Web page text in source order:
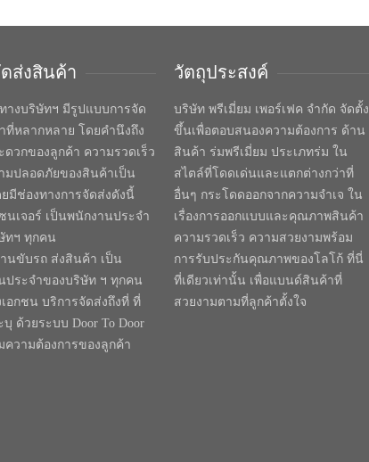
ส่งสินค้า
างบริษัทฯ มีรูปแบบการจัด
ที่หลากหลาย โดยคำนึงถึง
ดวกของลูกค้า ความรวดเร็ว
มปลอดภัยของสินค้าเป็น
มีช่องทางการจัดส่งดังนี้
นเจอร์ เป็นพนักงานประจำ
ทฯ ทุกคน
นขับรถ ส่งสินค้า เป็น
ประจำของบริษัท ฯ ทุกคน
อกชน บริการจัดส่งถึงที่ ที่
บุ ด้วยระบบ Door To Door
ความต้องการของลูกค้า
วัตถุประสงค์
บริษัท พรีเมี่ยม เพอร์เฟค จำกัด จัดตั้ง
ขึ้นเพื่อตอบสนองความต้องการ ด้าน
สินค้า ร่มพรีเมี่ยม ประเภทร่ม ใน
สไตล์ที่โดดเด่นและแตกต่างกว่าที่
อื่นๆ กระโดดออกจากความจำเจ ใน
เรื่องการออกแบบและคุณภาพสินค้า
ความรวดเร็ว ความสวยงามพร้อม
การรับประกันคุณภาพของโลโก้ ที่นี่
ที่เดียวเท่านั้น เพื่อแบนด์สินค้าที่
สวยงามตามที่ลูกค้าตั้งใจ